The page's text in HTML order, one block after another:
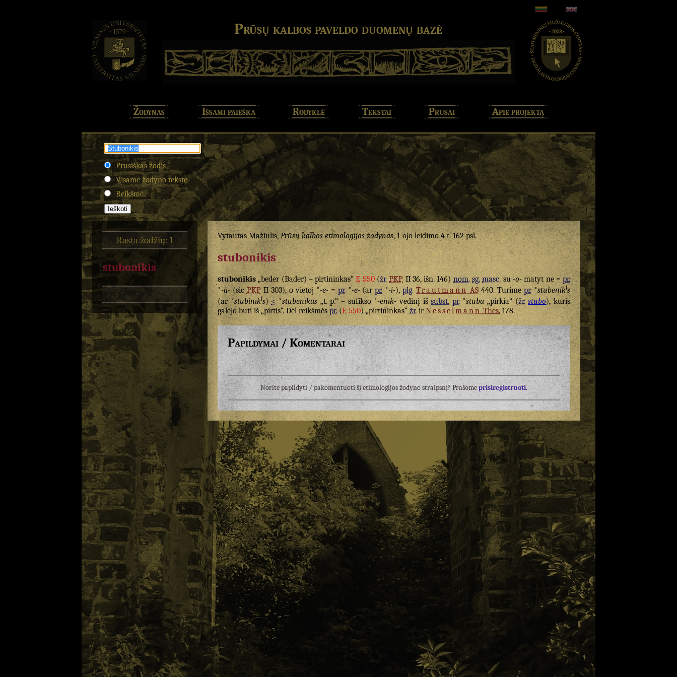
Prūsų kalbos paveldo duomenų bazė
Žodynas Išsami paieška Rodyklė Tekstai Prūsai Apie projektą
Prūsiškas žodis
Visame žodyno tekste
Reikšmė
Rasta žodžių: 1
stubonikis
Vytautas Mažiulis,Prūsų kalbos etimologijos žodynas, 1-ojo leidimo 4 t. 162 psl.
stubonikis
stubonikis„beder (Bader) – pirtininkas“E 550(žr. PKPII 36, išn. 146)nom. sg. masc.su-o-matyt ne =pr.
*-ā-(sicPKPII 303), o vietoj *-e-=pr.*-e-(arpr. *-i-),plg. TrautmannAS440. Turimepr.*stubenīkis
(ar *stubinīkis)<*stubenīkas„t. p.“ – sufikso *-enīk-vedinį išsubst. pr.*stubā„pirkia“ (žr. stubo), kuris
galėjo būti iš „pirtis“. Dėl reikšmėspr.(E 550) „pirtininkas“ žr.irNesselmann Thes.178.
Papildymai / Komentarai
Norite papildyti / pakomentuoti šį etimologijos žodyno straipsnį? Prašomeprisiregistruoti.